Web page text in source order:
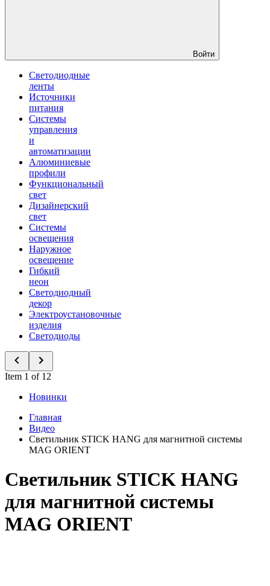
Войти
Светодиодные
ленты
Источники
питания
Системы
управления
и
автоматизации
Алюминиевые
профили
Функциональный
свет
Дизайнерский
свет
Системы
освещения
Наружное
освещение
Гибкий
неон
Светодиодный
декор
Электроустановочные
изделия
Светодиоды
Item 1 of 12
Новинки
Главная
Видео
Светильник STICK HANG для магнитной системы
MAG ORIENT
Светильник STICK HANG
для магнитной системы
MAG ORIENT